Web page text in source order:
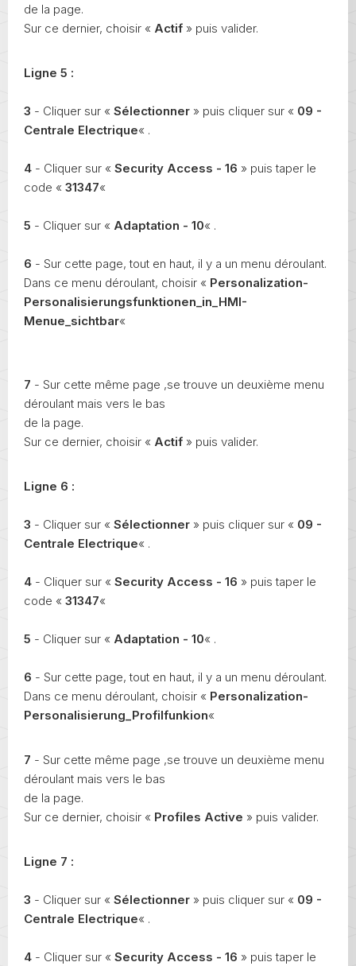
de la page.
Sur ce dernier, choisir « Actif » puis valider.
Ligne 5 :
3 - Cliquer sur « Sélectionner » puis cliquer sur « 09 -
Centrale Electrique« .
4 - Cliquer sur « Security Access - 16 » puis taper le
code « 31347«
5 - Cliquer sur « Adaptation - 10« .
6 - Sur cette page, tout en haut, il y a un menu déroulant.
Dans ce menu déroulant, choisir « Personalization-
Personalisierungsfunktionen_in_HMI-
Menue_sichtbar«
7 - Sur cette même page ,se trouve un deuxième menu
déroulant mais vers le bas
de la page.
Sur ce dernier, choisir « Actif » puis valider.
Ligne 6 :
3 - Cliquer sur « Sélectionner » puis cliquer sur « 09 -
Centrale Electrique« .
4 - Cliquer sur « Security Access - 16 » puis taper le
code « 31347«
5 - Cliquer sur « Adaptation - 10« .
6 - Sur cette page, tout en haut, il y a un menu déroulant.
Dans ce menu déroulant, choisir « Personalization-
Personalisierung_Profilfunkion«
7 - Sur cette même page ,se trouve un deuxième menu
déroulant mais vers le bas
de la page.
Sur ce dernier, choisir « Profiles Active » puis valider.
Ligne 7 :
3 - Cliquer sur « Sélectionner » puis cliquer sur « 09 -
Centrale Electrique« .
4 - Cliquer sur « Security Access - 16 » puis taper le